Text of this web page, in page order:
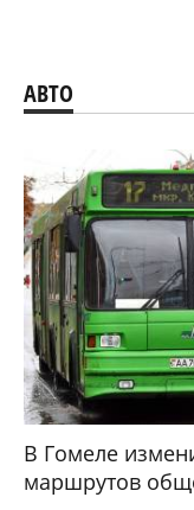
АВТО
В Гомеле
маршрутов